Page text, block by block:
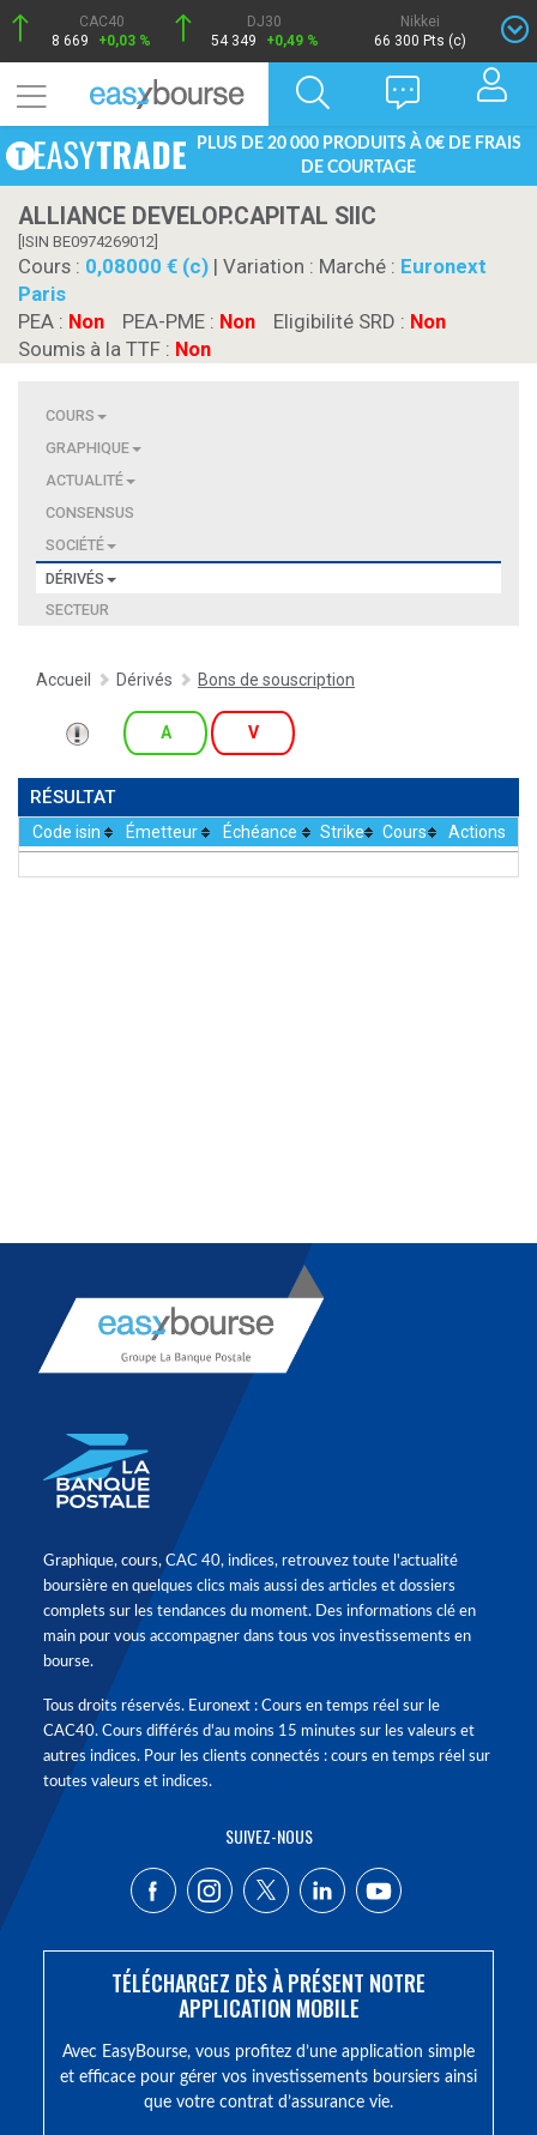
CAC40
8 669
+0,03 %
DJ30
54 349
+0,49 %
Nikkei
66 300 Pts (c)
PLUS DE 20 000 PRODUITS À 0€ DE FRAIS
DE COURTAGE
ALLIANCE DEVELOP.CAPITAL SIIC
[ISIN BE0974269012]
Cours : 0,08000 € (c) | Variation : Marché : Euronext
Paris
PEA : Non PEA-PME : Non Eligibilité SRD : Non
Soumis à la TTF : Non
COURS
GRAPHIQUE
ACTUALITÉ
CONSENSUS
SOCIÉTÉ
DÉRIVÉS
SECTEUR
Accueil Dérivés Bons de souscription
A V
RÉSULTAT
Code isin Émetteur Échéance Strike Cours Actions
Graphique, cours, CAC 40, indices, retrouvez toute l'actualité
boursière en quelques clics mais aussi des articles et dossiers
complets sur les tendances du moment. Des informations clé en
main pour vous accompagner dans tous vos investissements en
bourse.
Tous droits réservés. Euronext : Cours en temps réel sur le
CAC40. Cours différés d'au moins 15 minutes sur les valeurs et
autres indices. Pour les clients connectés : cours en temps réel sur
toutes valeurs et indices.
SUIVEZ-NOUS
TÉLÉCHARGEZ DÈS À PRÉSENT NOTRE
APPLICATION MOBILE
Avec EasyBourse, vous profitez d’une application simple
et efficace pour gérer vos investissements boursiers ainsi
que votre contrat d’assurance vie.